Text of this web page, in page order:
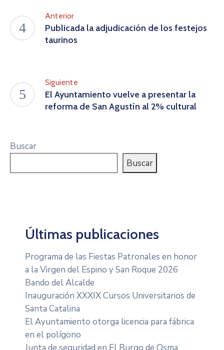
Anterior
Publicada la adjudicación de los festejos
taurinos
Siguiente
El Ayuntamiento vuelve a presentar la
reforma de San Agustín al 2% cultural
Buscar
Buscar
Últimas publicaciones
Programa de las Fiestas Patronales en honor
a la Virgen del Espino y San Roque 2026
Bando del Alcalde
Inauguración XXXIX Cursos Universitarios de
Santa Catalina
El Ayuntamiento otorga licencia para fábrica
en el polígono